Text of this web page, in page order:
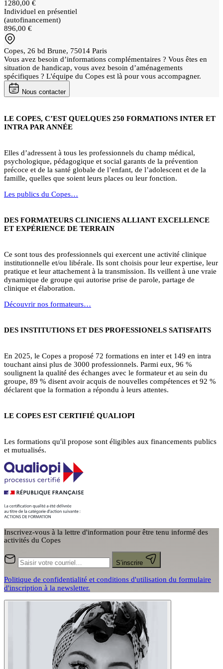
1280,00 €
Individuel en présentiel
(autofinancement)
896,00 €
Copes, 26 bd Brune, 75014 Paris
Vous avez besoin d’informations complémentaires ? Vous êtes en
situation de handicap, vous avez besoin d’aménagements
spécifiques ? L'équipe du Copes est là pour vous accompagner.
Nous contacter
LE COPES, C’EST QUELQUES 250 FORMATIONS INTER ET
INTRA PAR ANNÉE
Elles d’adressent à tous les professionnels du champ médical,
psychologique, pédagogique et social garants de la prévention
précoce et de la santé globale de l’enfant, de l’adolescent et de la
famille, quelles que soient leurs places ou leur fonction.
Les publics du Copes…
DES FORMATEURS CLINICIENS ALLIANT EXCELLENCE
ET EXPÉRIENCE DE TERRAIN
Ce sont tous des professionnels qui exercent une activité clinique
institutionnelle et/ou libérale. Ils sont choisis pour leur expertise, leur
pratique et leur attachement à la transmission. Ils veillent à une vraie
dynamique de groupe qui autorise prise de parole, partage de
clinique et élaboration.
Découvrir nos formateurs…
DES INSTITUTIONS ET DES PROFESSIONELS SATISFAITS
En 2025, le Copes a proposé 72 formations en inter et 149 en intra
touchant ainsi plus de 3000 professionnels. Parmi eux, 96 %
soulignent la qualité des échanges avec le formateur et au sein du
groupe, 89 % disent avoir acquis de nouvelles compétences et 92 %
déclarent que la formation a répondu à leurs attentes.
LE COPES EST CERTIFIÉ QUALIOPI
Les formations qu'il propose sont éligibles aux financements publics
et mutualisés.
Inscrivez-vous à la lettre d'information pour être tenu informé des
activités du Copes
S’inscrire
Politique de confidentialité et conditions d'utilisation du formulaire
d'inscription à la newsletter.